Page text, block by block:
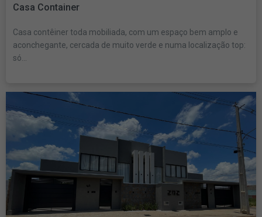
Casa Container
Casa contêiner toda mobiliada, com um espaço bem amplo e
aconchegante, cercada de muito verde e numa localização top:
só...